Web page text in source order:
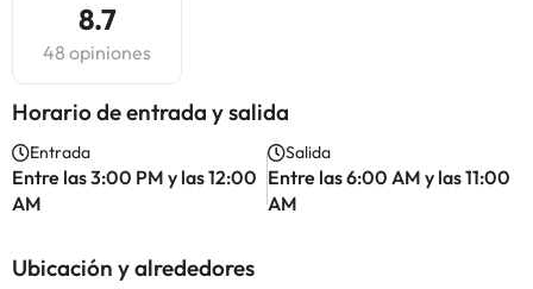
8.7
48 opiniones
Horario de entrada y salida
Entrada
Entre las 3:00 PM y las 12:00
AM
Salida
Entre las 6:00 AM y las 11:00
AM
Ubicación y alrededores